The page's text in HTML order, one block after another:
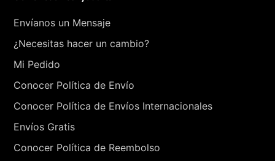
Envíanos un Mensaje
¿Necesitas hacer un cambio?
Mi Pedido
Conocer Política de Envío
Conocer Política de Envíos Internacionales
Envíos Gratis
Conocer Política de Reembolso